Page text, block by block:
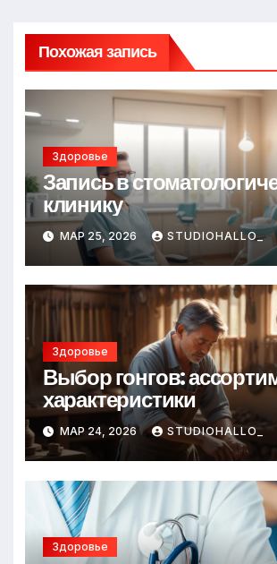
Похожая запись
Здоровье
Запись в
клинику
МАР 25, 2026 STUDIOHALLO_
Здоровье
Выбор гонгов:
характеристики
МАР 24, 2026 STUDIOHALLO_
Здоровье